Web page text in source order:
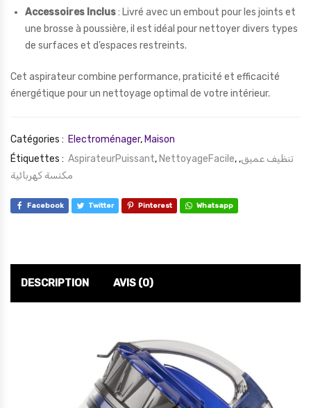
Accessoires Inclus: Livré avec un embout pour les joints et
une brosse à poussière, il est idéal pour nettoyer divers types
de surfaces et d’espaces restreints.
Cet aspirateur combine performance, praticité et efficacité
énergétique pour un nettoyage optimal de votre intérieur.
Catégories : Electroménager, Maison
Étiquettes : AspirateurPuissant, NettoyageFacile, تنظيف عميق,
مكنسة كهربائية
Facebook Twitter Pinterest Whatsapp
DESCRIPTION AVIS (0)